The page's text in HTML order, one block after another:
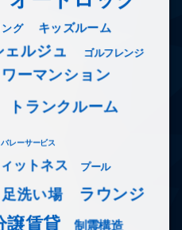
グ キッズルーム
ェルジュ ゴルフレンジ
ーマンション
トランクルーム
バレーサービス
ットネス プール
洗い場 ラウンジ
譲賃貸 制震構造